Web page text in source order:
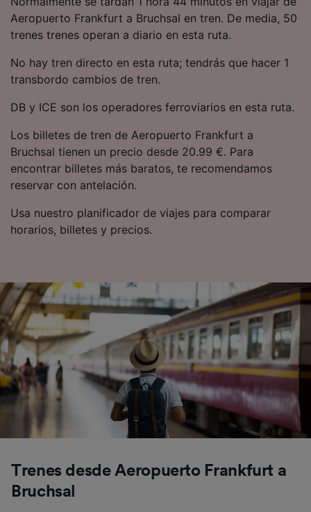
Aeropuerto Frankfurt a Bruchsal en tren. De media, 50
trenes trenes operan a diario en esta ruta.
No hay tren directo en esta ruta; tendrás que hacer 1
transbordo cambios de tren.
DB y ICE son los operadores ferroviarios en esta ruta.
Los billetes de tren de Aeropuerto Frankfurt a
Bruchsal tienen un precio desde 20.99 €. Para
encontrar billetes más baratos, te recomendamos
reservar con antelación.
Usa nuestro planificador de viajes para comparar
horarios, billetes y precios.
Trenes desde Aeropuerto Frankfurt a
Bruchsal
precisa. Analizar activamente las
características del dispositivo para su
identificación. Almacenar la información en un
contenido personalizados, medición de
publicidad y contenido, investigación de